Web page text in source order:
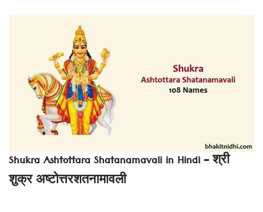
Shukra Ashtottara Shatanamavali in Hindi – श्री
शुक्र अष्टोत्तरशतनामावली